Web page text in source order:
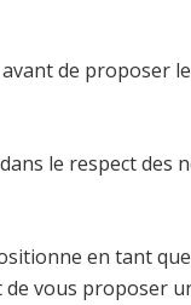
de proposer
le respect des
en tant
vous proposer